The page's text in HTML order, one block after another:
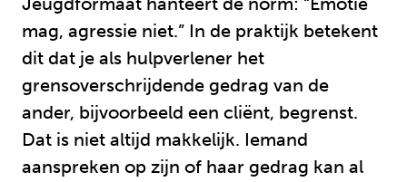
mag, agressie niet.” In de praktijk betekent
dit dat je als hulpverlener het
grensoverschrijdende gedrag van de
ander, bijvoorbeeld een cliënt, begrenst.
Dat is niet altijd makkelijk. Iemand
aanspreken op zijn of haar gedrag kan al